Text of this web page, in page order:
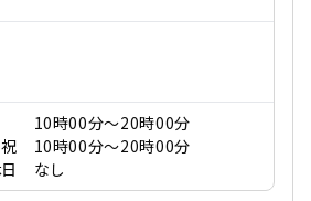
10時00分～20時00分
祝 10時00分～20時00分
日 なし